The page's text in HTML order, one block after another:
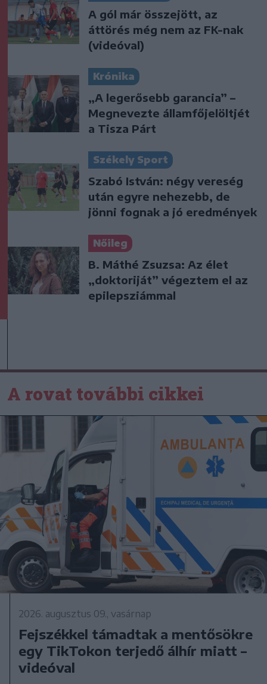
A gól már összejött, az
áttörés még nem az FK-nak
(videóval)
Krónika
„A legerősebb garancia” –
Megnevezte államfőjelöltjét
a Tisza Párt
Székely Sport
Szabó István: négy vereség
után egyre nehezebb, de
jönni fognak a jó eredmények
Nőileg
B. Máthé Zsuzsa: Az élet
„doktoriját” végeztem el az
epilepsziámmal
A rovat további cikkei
2026. augusztus 09., vasárnap
Fejszékkel támadtak a mentősökre
egy TikTokon terjedő álhír miatt –
videóval